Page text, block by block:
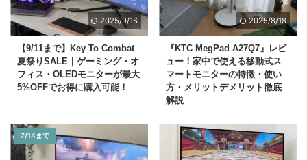
2025/9/16
【9/11まで】Key To Combat
夏祭りSALE｜ゲーミング・オ
フィス・OLEDモニターが最大
5%OFFでお得に購入可能！
2025/8/18
『KTC MegPad A27Q7』レビ
ュー！家中で使える移動式ス
マートモニターの特徴・使い
方・メリットデメリット徹底
解説
7/14まで